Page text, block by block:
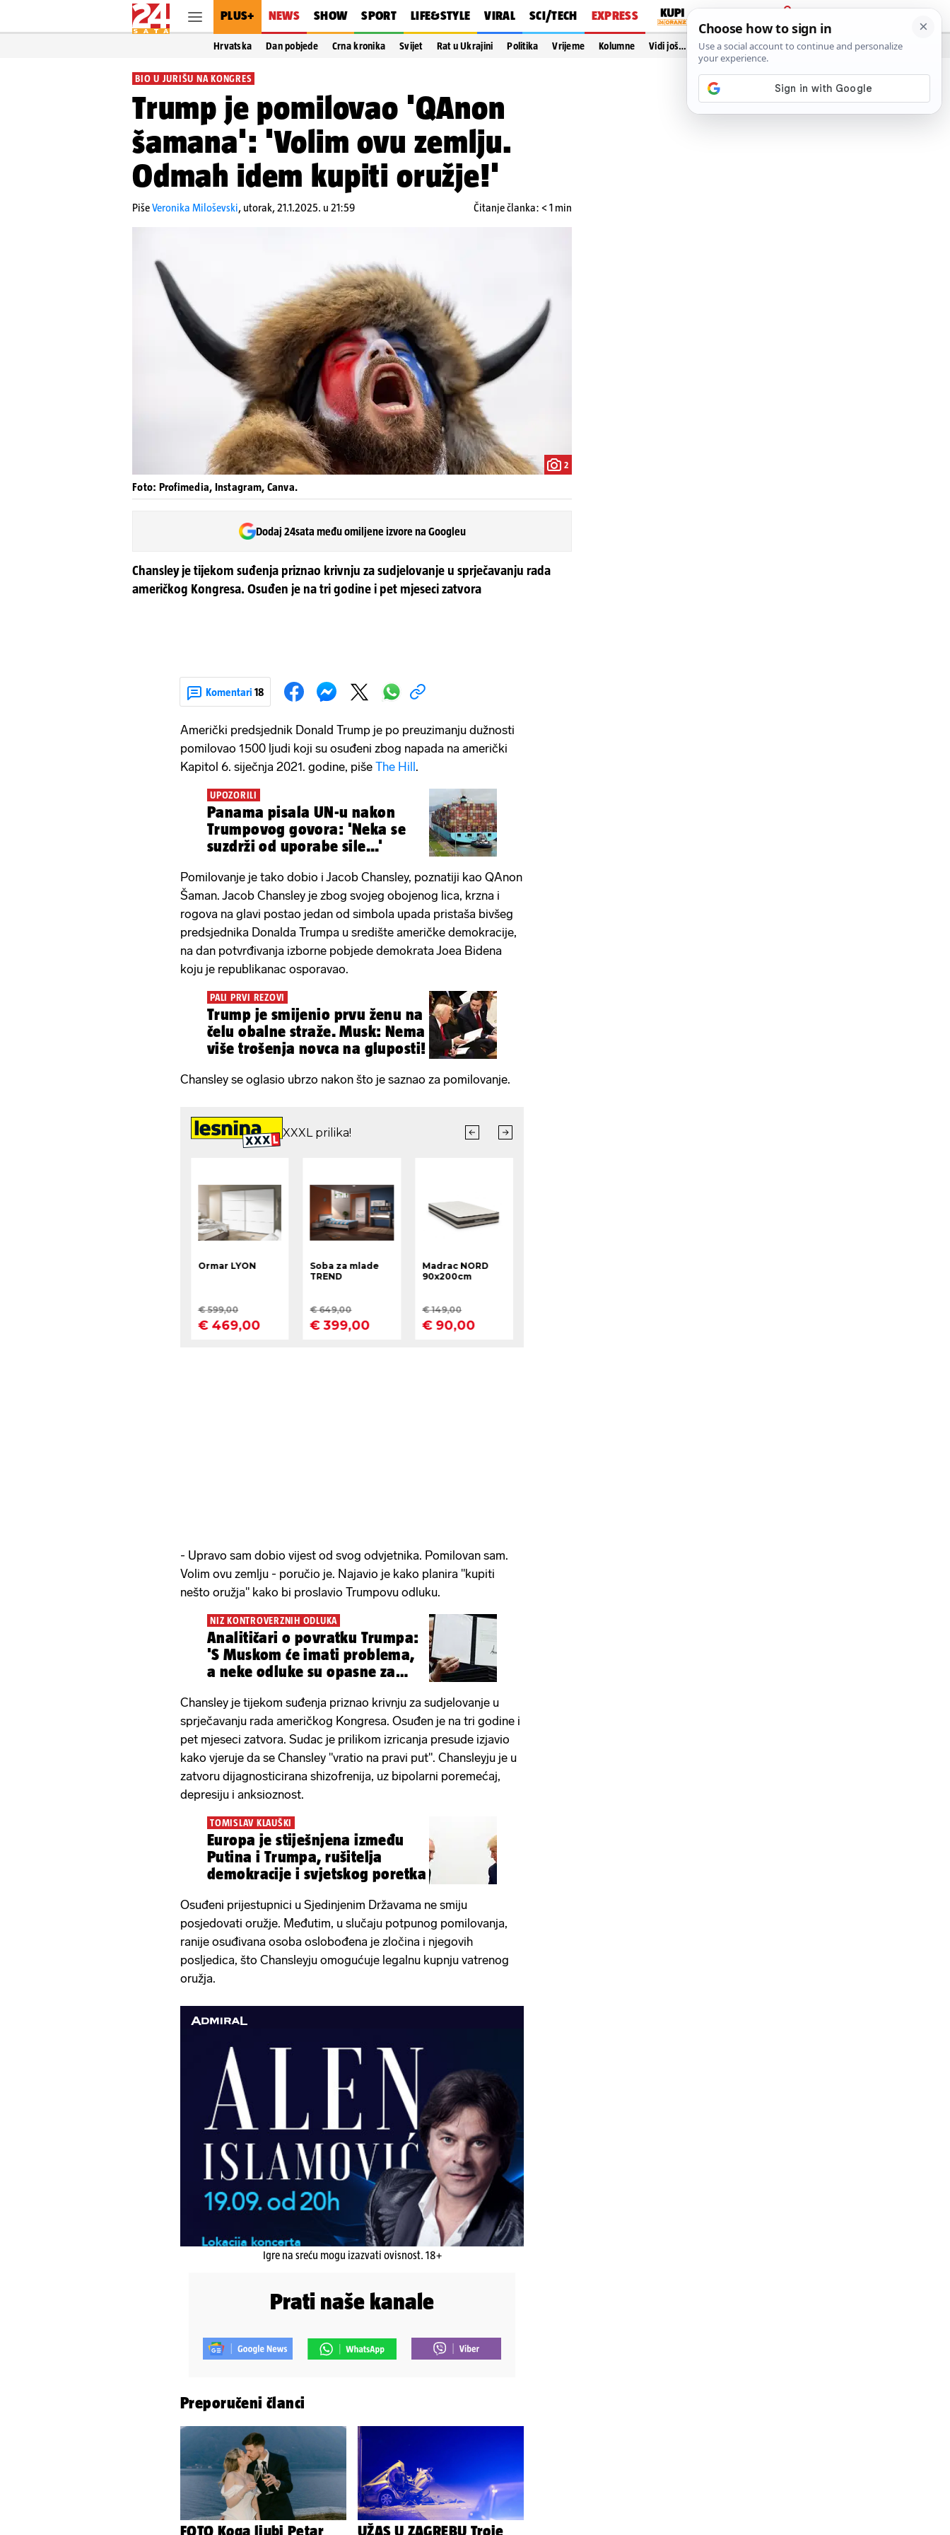
PLUS+ NEWS SHOW SPORT LIFE&STYLE VIRAL SCI/TECH EXPRESS
PRIJAVA
Hrvatska Dan pobjede Crna kronika Svijet Rat u Ukrajini Politika Vrijeme Kolumne Vidi još…
BIO U JURIŠU NA KONGRES
Trump je pomilovao 'QAnon
šamana': 'Volim ovu zemlju.
Odmah idem kupiti oružje!'
PišeVeronika Miloševski, utorak, 21.1.2025. u 21:59 Čitanje članka: < 1 min
2
Foto: Profimedia, Instagram, Canva.
Dodaj 24sata među omiljene izvore na Googleu
Chansley je tijekom suđenja priznao krivnju za sudjelovanje u sprječavanju rada
američkog Kongresa. Osuđen je na tri godine i pet mjeseci zatvora
Komentari 18
Američki predsjednik Donald Trump je po preuzimanju dužnosti
pomilovao 1500 ljudi koji su osuđeni zbog napada na američki
Kapitol 6. siječnja 2021. godine, piše The Hill .
UPOZORILI
Panama pisala UN-u nakon
Trumpovog govora: 'Neka se
suzdrži od uporabe sile...'
Pomilovanje je tako dobio i Jacob Chansley, poznatiji kao QAnon
Šaman. Jacob Chansley je zbog svojeg obojenog lica, krzna i
rogova na glavi postao jedan od simbola upada pristaša bivšeg
predsjednika Donalda Trumpa u središte američke demokracije,
na dan potvrđivanja izborne pobjede demokrata Joea Bidena
koju je republikanac osporavao.
PALI PRVI REZOVI
Trump je smijenio prvu ženu na
čelu obalne straže. Musk: Nema
više trošenja novca na gluposti!
Chansley se oglasio ubrzo nakon što je saznao za pomilovanje.
- Upravo sam dobio vijest od svog odvjetnika. Pomilovan sam.
Volim ovu zemlju - poručio je. Najavio je kako planira "kupiti
nešto oružja" kako bi proslavio Trumpovu odluku.
NIZ KONTROVERZNIH ODLUKA
Analitičari o povratku Trumpa:
'S Muskom će imati problema,
a neke odluke su opasne za
Chansley je tijekom suđenja priznao krivnju za sudjelovanje u
sprječavanju rada američkog Kongresa. Osuđen je na tri godine i
pet mjeseci zatvora. Sudac je prilikom izricanja presude izjavio
kako vjeruje da se Chansley "vratio na pravi put". Chansleyju je u
zatvoru dijagnosticirana shizofrenija, uz bipolarni poremećaj,
depresiju i anksioznost.
TOMISLAV KLAUŠKI
Europa je stiješnjena između
Putina i Trumpa, rušitelja
demokracije i svjetskog poretka
Osuđeni prijestupnici u Sjedinjenim Državama ne smiju
posjedovati oružje. Međutim, u slučaju potpunog pomilovanja,
ranije osuđivana osoba oslobođena je zločina i njegovih
posljedica, što Chansleyju omogućuje legalnu kupnju vatrenog
oružja.
Igre na sreću mogu izazvati ovisnost. 18+
Prati naše kanale
Preporučeni članci
FOTO Koga ljubi Petar UŽAS U ZAGREBU Troje